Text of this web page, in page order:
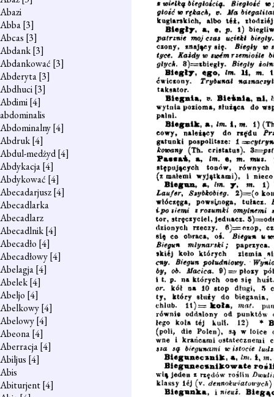
Abazi
Abba[3]
Abcas [3]
Abdank[3]
Abdankować [3]
Abderyta[3]
Abdhuci[3]
Abdimi[4]
abdominalis
Abdominalny[4]
Abdruk[4]
Abdul-medżyd[4]
Abdykacja[4]
Abdykować [4]
Abecadarjusz[4]
Abecadlarka
Abecadlarz
Abecadlnik[4]
Abecadło [4]
Abecadłowy[4]
Abelagja[4]
Abelek[4]
Abeljo [4]
Abelkowy[4]
Abelowy[4]
Abeona[4]
Aberracja[4]
Abiljus [4]
Abis
Abiturjent[4]